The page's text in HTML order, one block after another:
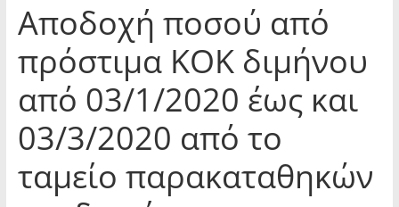
Αποδοχή ποσού από
πρόστιμα ΚΟΚ διμήνου
από 03/1/2020 έως και
03/3/2020 από το
ταμείο παρακαταθηκών